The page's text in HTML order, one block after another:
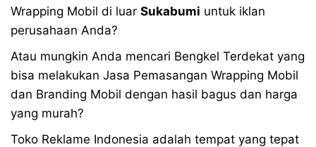
Wrapping Mobil di luar Sukabumi untuk iklan
perusahaan Anda?
Atau mungkin Anda mencari Bengkel Terdekat yang
bisa melakukan Jasa Pemasangan Wrapping Mobil
dan Branding Mobil dengan hasil bagus dan harga
yang murah?
Toko Reklame Indonesia adalah tempat yang tepat